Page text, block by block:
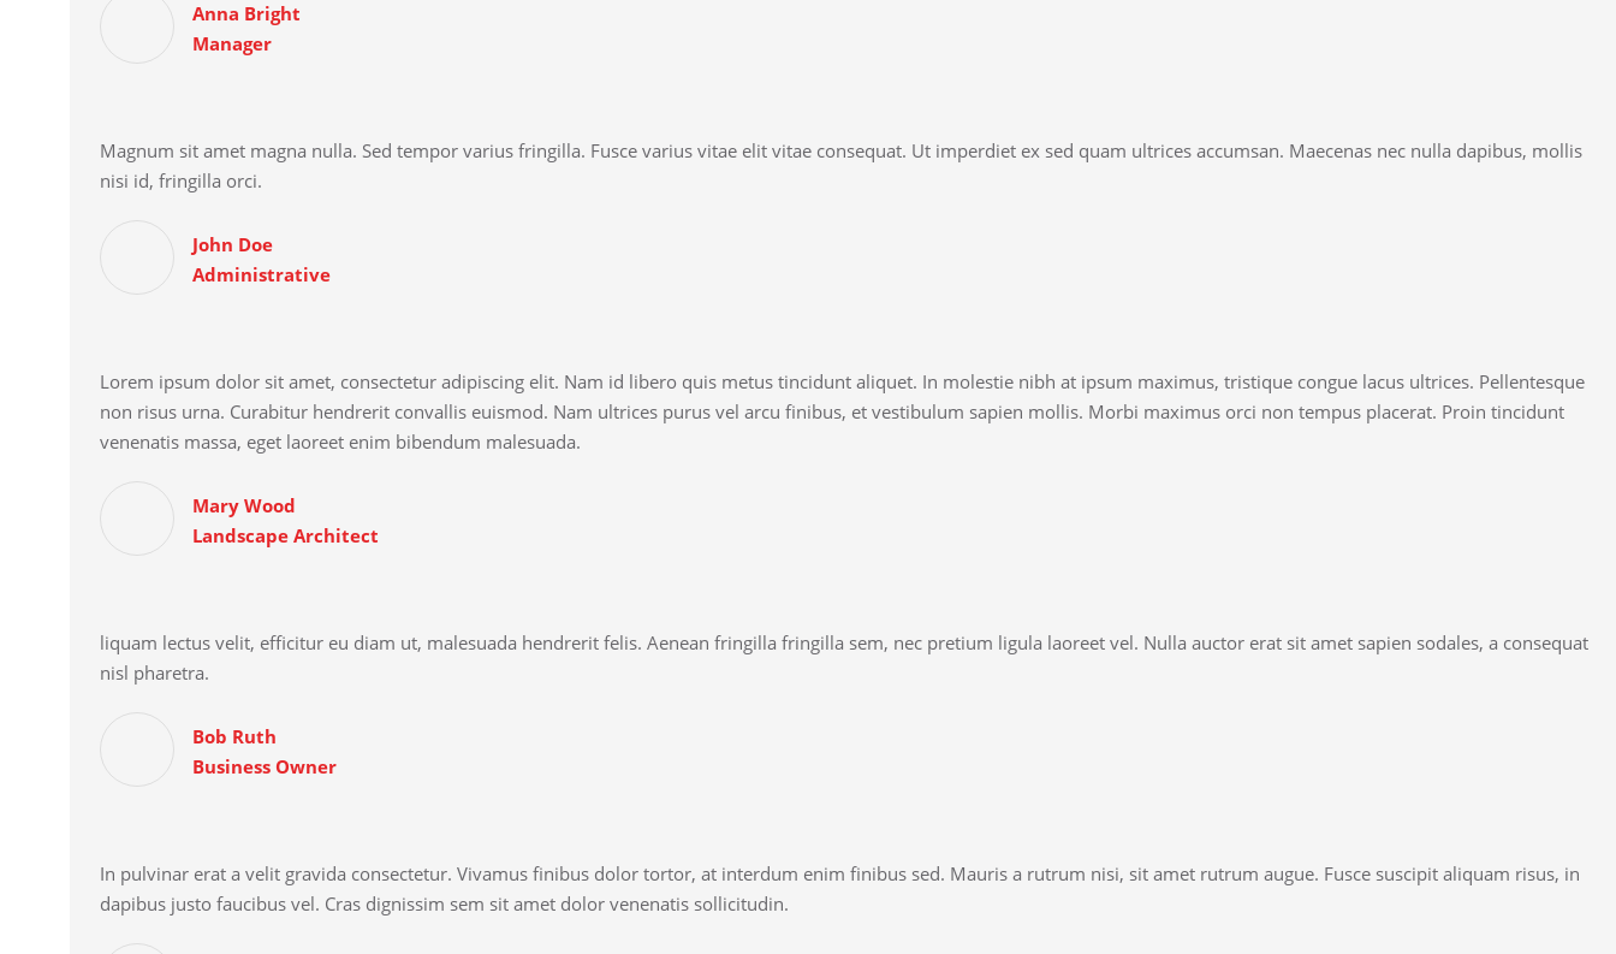
Anna Bright
Manager
Magnum sit amet magna nulla. Sed tempor varius fringilla. Fusce varius vitae elit vitae consequat. Ut imperdiet ex sed quam ultrices accumsan. Maecenas nec nulla dapibus, mollis
nisi id, fringilla orci.
John Doe
Administrative
Lorem ipsum dolor sit amet, consectetur adipiscing elit. Nam id libero quis metus tincidunt aliquet. In molestie nibh at ipsum maximus, tristique congue lacus ultrices. Pellentesque
non risus urna. Curabitur hendrerit convallis euismod. Nam ultrices purus vel arcu finibus, et vestibulum sapien mollis. Morbi maximus orci non tempus placerat. Proin tincidunt
venenatis massa, eget laoreet enim bibendum malesuada.
Mary Wood
Landscape Architect
liquam lectus velit, efficitur eu diam ut, malesuada hendrerit felis. Aenean fringilla fringilla sem, nec pretium ligula laoreet vel. Nulla auctor erat sit amet sapien sodales, a consequat
nisl pharetra.
Bob Ruth
Business Owner
In pulvinar erat a velit gravida consectetur. Vivamus finibus dolor tortor, at interdum enim finibus sed. Mauris a rutrum nisi, sit amet rutrum augue. Fusce suscipit aliquam risus, in
dapibus justo faucibus vel. Cras dignissim sem sit amet dolor venenatis sollicitudin.